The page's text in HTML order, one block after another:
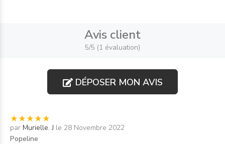
Avis client
5/5 (1 évaluation)
DÉPOSER MON AVIS
par Murielle. J le 28 Novembre 2022
Popeline